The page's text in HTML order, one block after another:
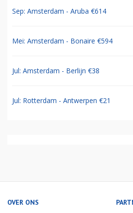
Sep: Amsterdam - Aruba €614
Mei: Amsterdam - Bonaire €594
Jul: Amsterdam - Berlijn €38
Jul: Rotterdam - Antwerpen €21
OVER ONS